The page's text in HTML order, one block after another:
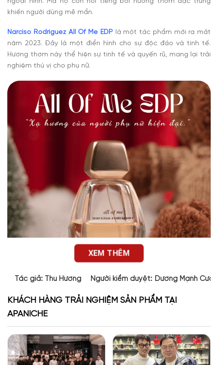
khiến người dùng mê mẩn.
Narciso Rodriguez All Of Me EDP là một tác phẩm mới ra mắt
năm 2023. Đây là một điển hình cho sự độc đáo và tinh tế.
Hương thơm này thể hiện sự tinh tế và quyến rũ, mang lại trải
nghiệm thú vị cho phụ nữ.
Thiết kế chai nước hoa All Of Me EDP
All Of Me EDPlà chainước hoa Narkhông chỉ gây ấn tượng với
XEM THÊM
Tác giả: Thu Hương Người kiểm duyệt: Dương Mạnh
KHÁCH HÀNG TRẢI NGHIỆM SẢN PHẨM TẠI
APANICHE